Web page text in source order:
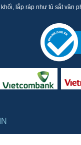
lắp ráp như tủ sắt văn